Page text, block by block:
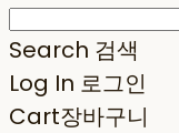
Search 검색
Log In 로그인
Cart장바구니